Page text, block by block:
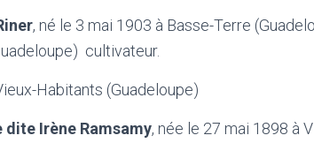
, né le 3 mai 1903 à Basse-Terre
cultivateur.
Habitants (Guadeloupe)
dite Irène Ramsamy, née le 27 mai 1898 à